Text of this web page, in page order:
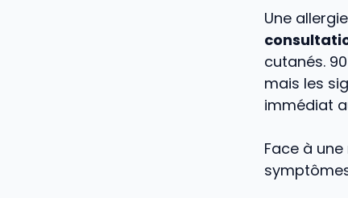
Une
cutanés.
mais les
immédiat
Face à